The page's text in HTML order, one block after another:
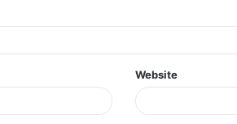
Website